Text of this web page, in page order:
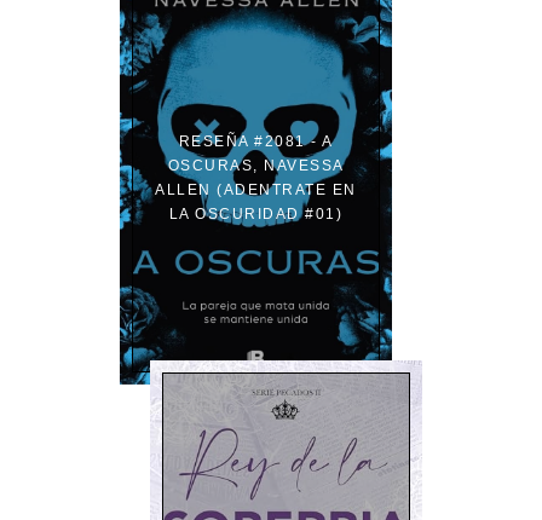
RESEÑA #2081 - A
OSCURAS, NAVESSA
ALLEN (ADENTRATE EN
LA OSCURIDAD #01)